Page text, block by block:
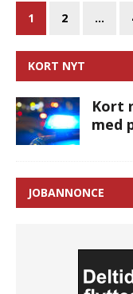
1 2 …
KORT NYT
Kort
med
JOBANNONCE